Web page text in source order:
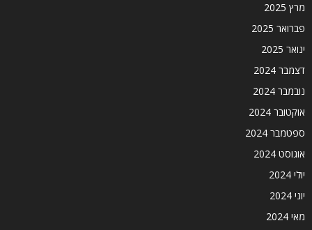
מרץ 2025
פברואר 2025
ינואר 2025
דצמבר 2024
נובמבר 2024
אוקטובר 2024
ספטמבר 2024
אוגוסט 2024
יולי 2024
יוני 2024
מאי 2024